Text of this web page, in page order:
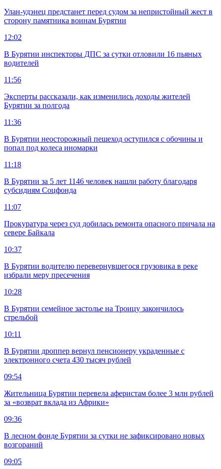
Улан-удэнец предстанет перед судом за непристойный жест в
сторону памятника воинам Бурятии
12:02
В Бурятии инспекторы ДПС за сутки отловили 16 пьяных
водителей
11:56
Эксперты рассказали, как изменились доходы жителей
Бурятии за полгода
11:36
В Бурятии неосторожный пешеход оступился с обочины и
попал под колеса иномарки
11:18
В Бурятии за 5 лет 1146 человек нашли работу благодаря
субсидиям Соцфонда
11:07
Прокуратура через суд добилась ремонта опасного причала на
севере Байкала
10:37
В Бурятии водителю перевернувшегося грузовика в реке
избрали меру пресечения
10:28
В Бурятии семейное застолье на Троицу закончилось
стрельбой
10:11
В Бурятии дроппер вернул пенсионеру украденные с
электронного счета 430 тысяч рублей
09:54
Жительница Бурятии перевела аферистам более 3 млн рублей
за «возврат вклада из Африки»
09:36
В лесном фонде Бурятии за сутки не зафиксировано новых
возгораний
09:05